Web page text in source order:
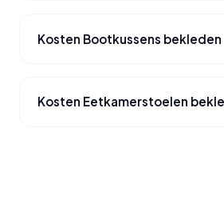
Kosten Bootkussens bekleden
Kosten Eetkamerstoelen